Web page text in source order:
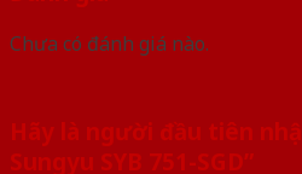
Chưa có đánh giá nào.
Hãy là người đầu tiên
Sungyu SYB 751-SGD”